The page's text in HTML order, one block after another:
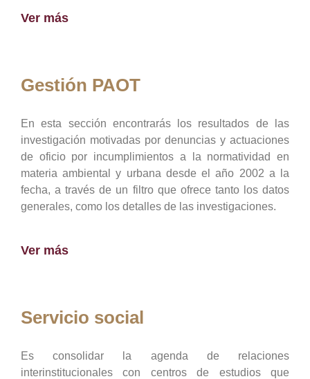
Ver más
Gestión PAOT
En esta sección encontrarás los resultados de las
investigación motivadas por denuncias y actuaciones
de oficio por incumplimientos a la normatividad en
materia ambiental y urbana desde el año 2002 a la
fecha, a través de un filtro que ofrece tanto los datos
generales, como los detalles de las investigaciones.
Ver más
Servicio social
Es consolidar la agenda de relaciones
interinstitucionales con centros de estudios que